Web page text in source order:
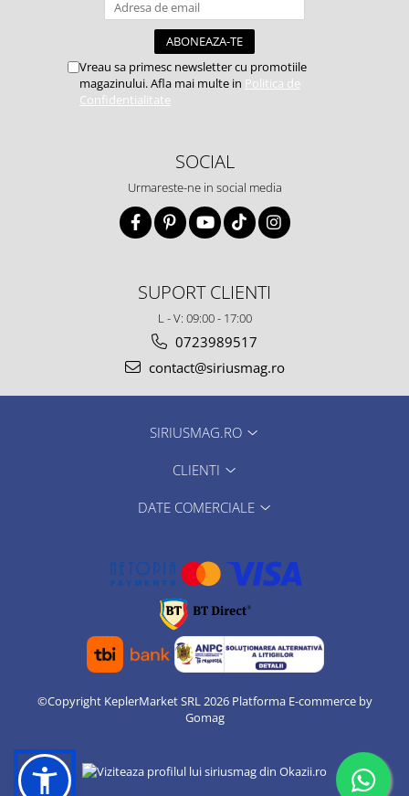
Vreau sa primesc newsletter cu promotiile
magazinului. Afla mai multe in Politica de
Confidentialitate
SOCIAL
Urmareste-ne in social media
SUPORT CLIENTI
L - V: 09:00 - 17:00
0723989517
contact@siriusmag.ro
SIRIUSMAG.RO
CLIENTI
DATE COMERCIALE
©Copyright KeplerMarket SRL 2026 Platforma E-commerce by
Gomag